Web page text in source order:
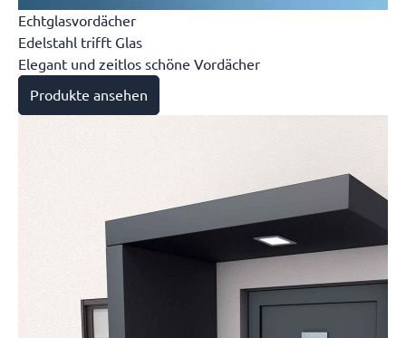
Echtglasvordächer
Edelstahl trifft Glas
Elegant und zeitlos schöne Vordächer
Produkte ansehen